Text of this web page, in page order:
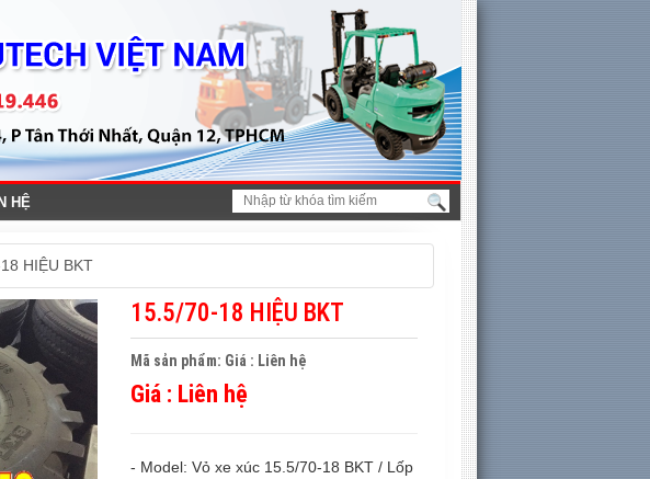
HỆ
HIỆU BKT
15.5/70-18 HIỆU BKT
Mã sản phẩm: Giá : Liên hệ
Giá : Liên hệ
- Model: Vỏ xe xúc 15.5/70-18 BKT / Lốp